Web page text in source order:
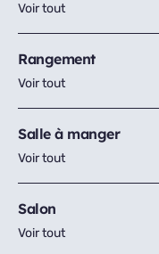
Voir tout
Rangement
Voir tout
Salle à manger
Voir tout
Salon
Voir tout